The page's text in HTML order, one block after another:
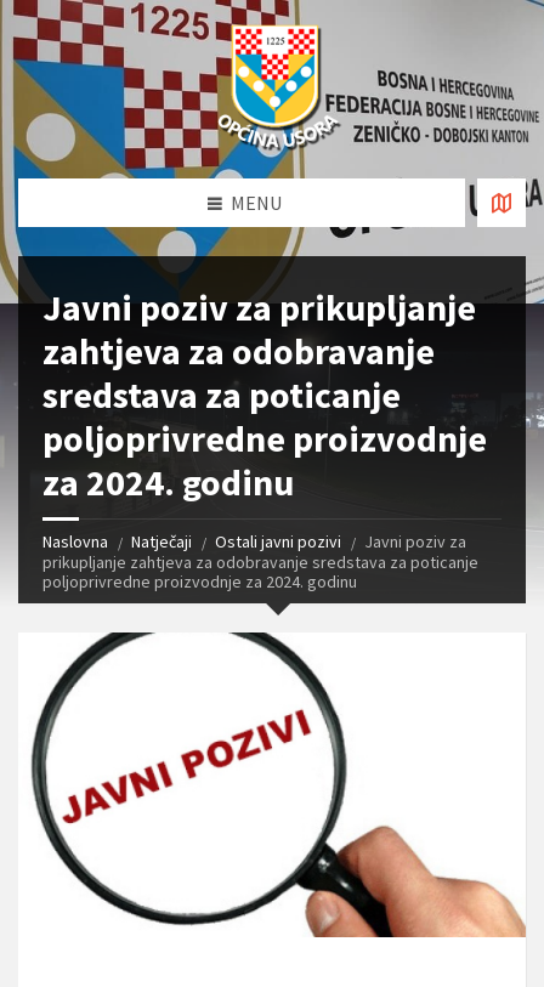
MENU
Javni poziv za prikupljanje
zahtjeva za odobravanje
sredstava za poticanje
poljoprivredne proizvodnje
za 2024. godinu
Naslovna Natječaji Ostali javni pozivi
Javni poziv za
prikupljanje zahtjeva za odobravanje sredstava za poticanje
poljoprivredne proizvodnje za 2024. godinu